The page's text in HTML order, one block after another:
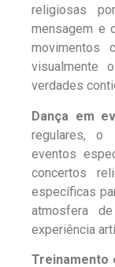
religiosas
mensagem e
movimentos
visualmente
verdades
Dança em
regulares, o
eventos
concertos
específicas
atmosfera
experiência
Treinamento